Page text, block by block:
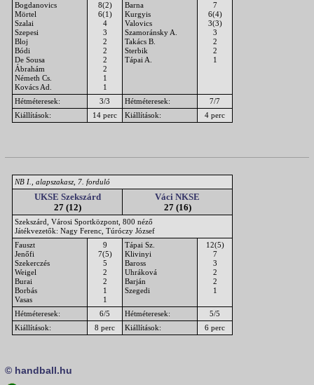
Bogdanovics
Mörtel
Szalai
Szepesi
Bloj
Bódi
De Sousa
Ábrahám
Németh Cs.
Kovács Ad.
8(2)
6(1)
4
3
2
2
2
2
1
1
Barna
Kurgyis
Valovics
Szamoránsky A.
Takács B.
Sterbik
Tápai A.
7
6(4)
3(3)
3
2
2
1
Hétméteresek: 3/3 Hétméteresek:
7/7
Kiállítások:
14 perc Kiállítások: 4 perc
NB I., alapszakasz, 7. forduló
UKSE Szekszárd
27 (12)
Váci NKSE
27 (16)
Szekszárd, Városi Sportközpont, 800 néző
Játékvezetők: Nagy Ferenc, Túróczy József
Fauszt
Jenőfi
Szekerczés
Weigel
Burai
Borbás
Vasas
9
7(5)
5
2
2
1
1
Tápai Sz.
Klivinyi
Baross
Uhráková
Barján
Szegedi
12(5)
7
3
2
2
1
Hétméteresek: 6/5 Hétméteresek:
5/5
Kiállítások:
8 perc Kiállítások: 6 perc
© handball.hu